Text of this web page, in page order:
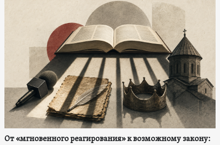
От «мгновенного реагирования» к возможному закону: